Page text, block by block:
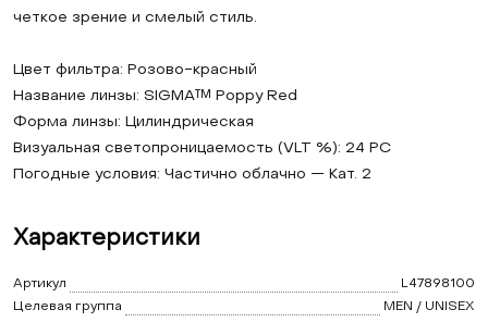
четкое зрение и смелый стиль.
Цвет фильтра: Розово-красный
Название линзы: SIGMA™ Poppy Red
Форма линзы: Цилиндрическая
Визуальная светопроницаемость (VLT %): 24 PC
Погодные условия: Частично облачно — Кат. 2
Характеристики
Артикул
L47898100
Целевая группа
MEN / UNISEX